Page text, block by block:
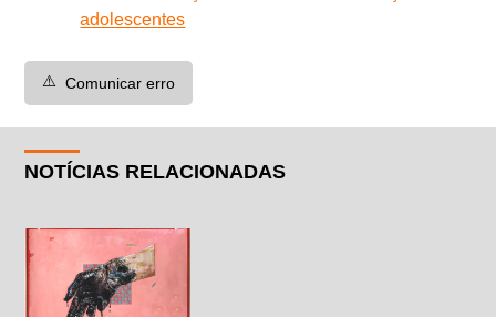
adolescentes
⚠️ Comunicar erro
NOTÍCIAS RELACIONADAS